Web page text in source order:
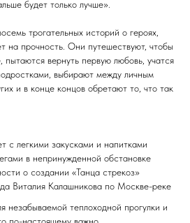
будет только лучше».
трогательных историй о героях,
на прочность. Они путешествуют, чтобы
пытаются вернуть первую любовь, учатся
выбирают между личным
и в конце концов обретают то, что так
с легкими закусками и напитками
в непринужденной обстановке
о создании «Танца стрекоз»
Виталия Калашникова по Москве-реке
незабываемой теплоходной прогулки и